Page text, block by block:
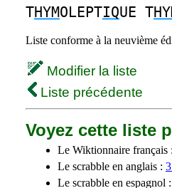
THYMOLEPTIQUE T
Liste conforme à la neuvième
Modifier la liste
Liste précédente
Voyez cette liste
Le Wiktionnaire français :
Le scrabble en anglais :
Le scrabble en espagnol